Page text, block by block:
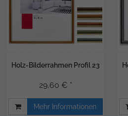
Holz-Bilderrahmen Profil 23
29,60 € *
Mehr Informationen